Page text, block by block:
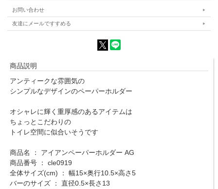
お問い合わせ
友達にメールですすめる
商品説明
アンティークな雰囲気の
シンプルなデザインのペーパーホルダー
オシャレに輝く重厚感のあるアイテムは
ちょっとこだわりの
トイレ空間に似合いそうです
商品名 ： アイアンペーパーホルダー AG
商品番号 ： cle0919
全体サイズ(cm) ： 幅15×奥行10.5×高さ5
バーのサイズ ： 直径0.5×長さ13